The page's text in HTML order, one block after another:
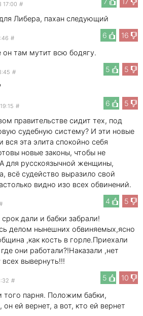
17:00 #
Либера, пахан следующий
6
16
#
он там мутит всю бодягу.
5
5
#
6
5
#
правительстве сидит тех, под
судебную систему? И эти новые
эта элита спокойно себя
новые законы, чтобы не
для русскоязычной женщины,
всё судейство выразило свой
видно изо всех обвинений.
4
5
дали и бабки забрали!
делом нынешних обвиняемых,ясно
,как кость в горле.Приехали
они работали?!Наказали ,нет
вывернуть!!!
5
10
#
того парня. Положим бабки,
он ей вернет, а вот, кто ей вернет